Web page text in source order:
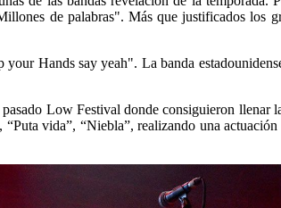
de palabras". Más que justificados los
Hands say yeah". La banda
Low Festival donde consiguieron llenar
vida”, “Niebla”, realizando una